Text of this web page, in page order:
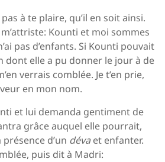
à te plaire, qu’il en soit ainsi.
Kounti et moi sommes
pas d’enfants. Si Kounti pouvait
dont elle a pu donner le jour à de
verrais comblée. Je t’en prie,
en mon nom.
et lui demanda gentiment de
grâce auquel elle pourrait,
d’un dévaet enfanter.
puis dit à Madri: